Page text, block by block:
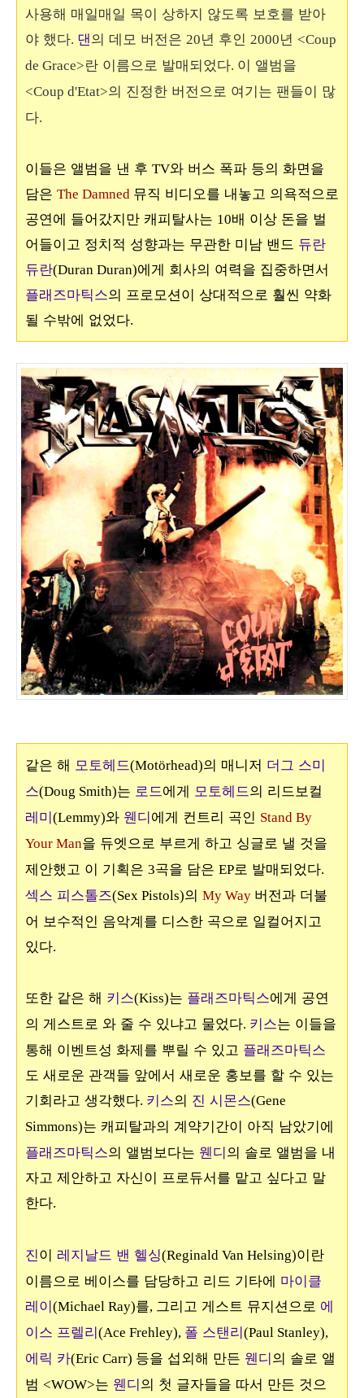
사용해 매일매일 목이 상하지 않도록 보호를 받아
야 했다. 댄의 데모 버전은 20년 후인 2000년 <Coup
de Grace>란 이름으로 발매되었다. 이 앨범을
<Coup d'Etat>의 진정한 버전으로 여기는 팬들이 많
다.
이들은 앨범을 낸 후 TV와 버스 폭파 등의 화면을
담은 The Damned 뮤직 비디오를 내놓고 의욕적으로
공연에 들어갔지만 캐피탈사는 10배 이상 돈을 벌
어들이고 정치적 성향과는 무관한 미남 밴드 듀란
듀란(Duran Duran)에게 회사의 여력을 집중하면서
플래즈마틱스의 프로모션이 상대적으로 훨씬 약화
될 수밖에 없었다.
같은 해 모토헤드(Motörhead)의 매니저 더그 스미
스(Doug Smith)는 로드에게 모토헤드의 리드보컬
레미(Lemmy)와 웬디에게 컨트리 곡인 Stand By
Your Man을 듀엣으로 부르게 하고 싱글로 낼 것을
제안했고 이 기획은 3곡을 담은 EP로 발매되었다.
섹스 피스톨즈(Sex Pistols)의 My Way 버전과 더불
어 보수적인 음악계를 디스한 곡으로 일컬어지고
있다.
또한 같은 해 키스(Kiss)는 플래즈마틱스에게 공연
의 게스트로 와 줄 수 있냐고 물었다. 키스는 이들을
통해 이벤트성 화제를 뿌릴 수 있고 플래즈마틱스
도 새로운 관객들 앞에서 새로운 홍보를 할 수 있는
기회라고 생각했다. 키스의 진 시몬스(Gene
Simmons)는 캐피탈과의 계약기간이 아직 남았기에
플래즈마틱스의 앨범보다는 웬디의 솔로 앨범을 내
자고 제안하고 자신이 프로듀서를 맡고 싶다고 말
한다.
진이 레지날드 밴 헬싱(Reginald Van Helsing)이란
이름으로 베이스를 담당하고 리드 기타에 마이클
레이(Michael Ray)를, 그리고 게스트 뮤지션으로 에
이스 프렐리(Ace Frehley), 폴 스탠리(Paul Stanley),
에릭 카(Eric Carr) 등을 섭외해 만든 웬디의 솔로 앨
범 <WOW>는 웬디의 첫 글자들을 따서 만든 것으